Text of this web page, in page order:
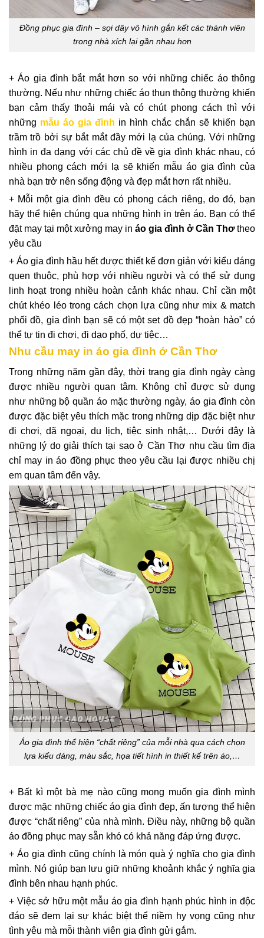
Đồng phục gia đình – sợi dây vô hình gắn kết các thành viên
trong nhà xích lại gần nhau hơn
+ Áo gia đình bắt mắt hơn so với những chiếc áo thông
thường. Nếu như những chiếc áo thun thông thường khiến
bạn cảm thấy thoải mái và có chút phong cách thì với
những mẫu áo gia đình in hình chắc chắn sẽ khiến bạn
trầm trồ bởi sự bắt mắt đầy mới lạ của chúng. Với những
hình in đa dạng với các chủ đề về gia đình khác nhau, có
nhiều phong cách mới lạ sẽ khiến mẫu áo gia đình của
nhà bạn trở nên sống động và đẹp mắt hơn rất nhiều.
+ Mỗi một gia đình đều có phong cách riêng, do đó, bạn
hãy thể hiện chúng qua những hình in trên áo. Bạn có thể
đặt may tại một xưởng may in áo gia đình ở Cần Thơtheo
yêu cầu
+ Áo gia đình hầu hết được thiết kế đơn giản với kiểu dáng
quen thuộc, phù hợp với nhiều người và có thể sử dụng
linh hoạt trong nhiều hoàn cảnh khác nhau. Chỉ cần một
chút khéo léo trong cách chọn lựa cũng như mix & match
phối đồ, gia đình bạn sẽ có một set đồ đẹp “hoàn hảo” có
thể tự tin đi chơi, đi dạo phố, dự tiệc…
Nhu cầu may in áo gia đình ở Cần Thơ
Trong những năm gần đây, thời trang gia đình ngày càng
được nhiều người quan tâm. Không chỉ được sử dụng
như những bộ quần áo mặc thường ngày, áo gia đình còn
được đặc biệt yêu thích mặc trong những dịp đặc biệt như
đi chơi, dã ngoại, du lịch, tiệc sinh nhật,… Dưới đây là
những lý do giải thích tại sao ở Cần Thơ nhu cầu tìm địa
chỉ may in áo đồng phục theo yêu cầu lại được nhiều chị
em quan tâm đến vậy.
Áo gia đình thể hiện “chất riêng” của mỗi nhà qua cách chọn
lựa kiểu dáng, màu sắc, họa tiết hình in thiết kế trên áo,…
+ Bất kì một bà mẹ nào cũng mong muốn gia đình mình
được mặc những chiếc áo gia đình đẹp, ấn tượng thể hiện
được “chất riêng” của nhà mình. Điều này, những bộ quần
áo đồng phục may sẵn khó có khả năng đáp ứng được.
+ Áo gia đình cũng chính là món quà ý nghĩa cho gia đình
mình. Nó giúp bạn lưu giữ những khoảnh khắc ý nghĩa gia
đình bên nhau hạnh phúc.
+ Việc sở hữu một mẫu áo gia đình hạnh phúc hình in độc
đáo sẽ đem lại sự khác biệt thể niềm hy vọng cũng như
tình yêu mà mỗi thành viên gia đình gửi gắm.